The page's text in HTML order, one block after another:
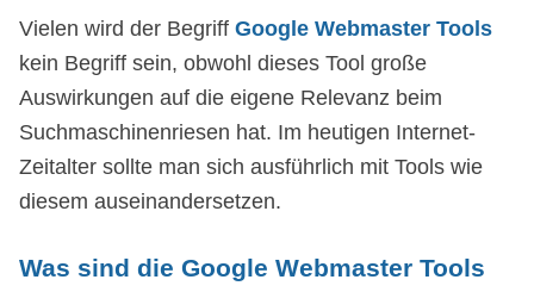
Vielen wird der Begriff Google Webmaster Tools
kein Begriff sein, obwohl dieses Tool große
Auswirkungen auf die eigene Relevanz beim
Suchmaschinenriesen hat. Im heutigen Internet-
Zeitalter sollte man sich ausführlich mit Tools wie
diesem auseinandersetzen.
Was sind die Google Webmaster Tools